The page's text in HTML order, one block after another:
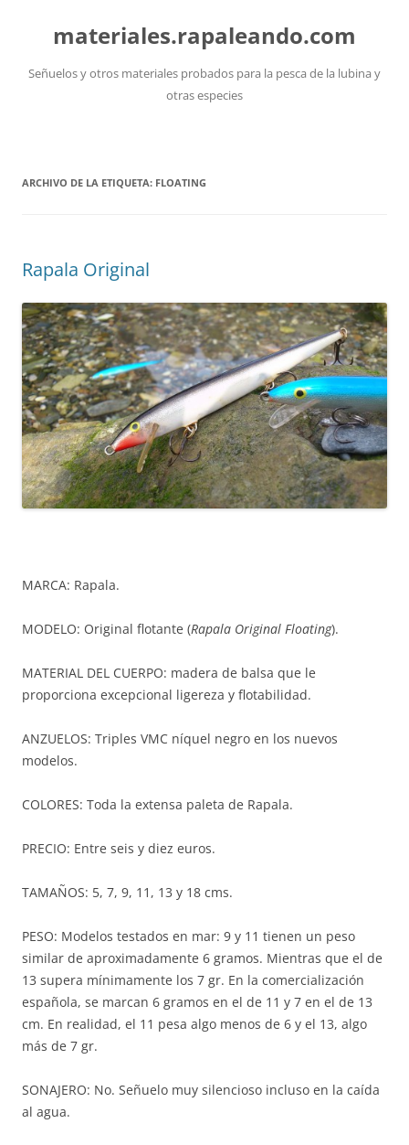
contenidomateriales.rapaleando.com
Señuelos y otros materiales probados para la pesca de la lubina y
otras especies
ARCHIVO DE LA ETIQUETA: FLOATING
Rapala Original
MARCA: Rapala.
MODELO: Original flotante (Rapala Original Floating).
MATERIAL DEL CUERPO: madera de balsa que le
proporciona excepcional ligereza y flotabilidad.
ANZUELOS: Triples VMC níquel negro en los nuevos
modelos.
COLORES: Toda la extensa paleta de Rapala.
PRECIO: Entre seis y diez euros.
TAMAÑOS: 5, 7, 9, 11, 13 y 18 cms.
PESO: Modelos testados en mar: 9 y 11 tienen un peso
similar de aproximadamente 6 gramos. Mientras que el de
13 supera mínimamente los 7 gr. En la comercialización
española, se marcan 6 gramos en el de 11 y 7 en el de 13
cm. En realidad, el 11 pesa algo menos de 6 y el 13, algo
más de 7 gr.
SONAJERO: No. Señuelo muy silencioso incluso en la caída
al agua.